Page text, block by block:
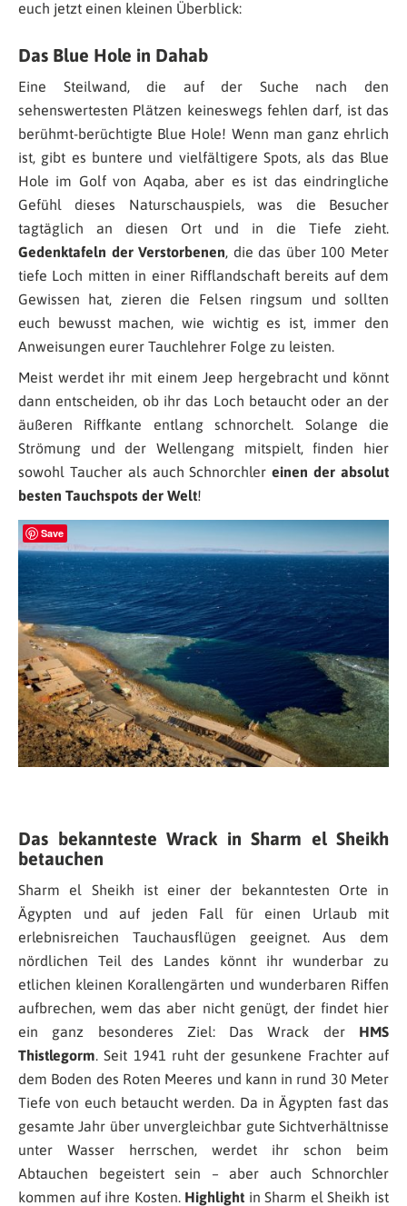
euch jetzt einen kleinen Überblick:
Das Blue Hole in Dahab
Eine Steilwand, die auf der Suche nach den
sehenswertesten Plätzen keineswegs fehlen darf, ist das
berühmt-berüchtigte Blue Hole! Wenn man ganz ehrlich
ist, gibt es buntere und vielfältigere Spots, als das Blue
Hole im Golf von Aqaba, aber es ist das eindringliche
Gefühl dieses Naturschauspiels, was die Besucher
tagtäglich an diesen Ort und in die Tiefe zieht.
Gedenktafeln der Verstorbenen, die das über 100 Meter
tiefe Loch mitten in einer Rifflandschaft bereits auf dem
Gewissen hat, zieren die Felsen ringsum und sollten
euch bewusst machen, wie wichtig es ist, immer den
Anweisungen eurer Tauchlehrer Folge zu leisten.
Meist werdet ihr mit einem Jeep hergebracht und könnt
dann entscheiden, ob ihr das Loch betaucht oder an der
äußeren Riffkante entlang schnorchelt. Solange die
Strömung und der Wellengang mitspielt, finden hier
sowohl Taucher als auch Schnorchlereinen der absolut
besten Tauchspots der Welt!
Save
Das bekannteste Wrack in Sharm el Sheikh
betauchen
Sharm el Sheikh ist einer der bekanntesten Orte in
Ägypten und auf jeden Fall für einen Urlaub mit
erlebnisreichen Tauchausflügen geeignet. Aus dem
nördlichen Teil des Landes könnt ihr wunderbar zu
etlichen kleinen Korallengärten und wunderbaren Riffen
aufbrechen, wem das aber nicht genügt, der findet hier
ein ganz besonderes Ziel: Das Wrack der HMS
Thistlegorm. Seit 1941 ruht der gesunkene Frachter auf
dem Boden des Roten Meeres und kann in rund 30 Meter
Tiefe von euch betaucht werden. Da in Ägypten fast das
gesamte Jahr über unvergleichbar gute Sichtverhältnisse
unter Wasser herrschen, werdet ihr schon beim
Abtauchen begeistert sein – aber auch Schnorchler
kommen auf ihre Kosten. Highlight in Sharm el Sheikh ist